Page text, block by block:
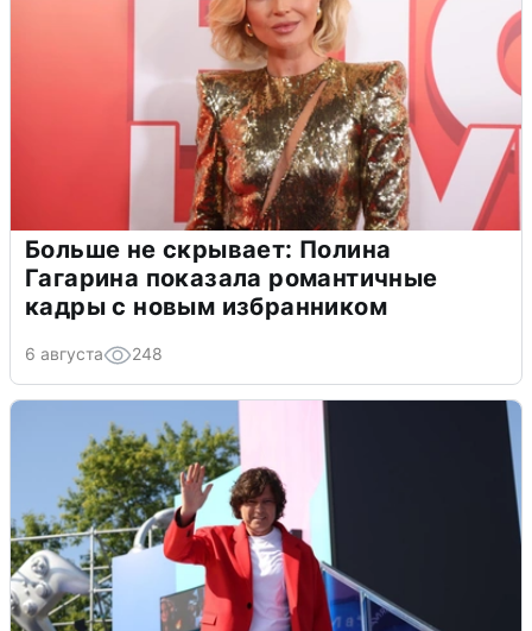
Больше не скрывает: Полина
Гагарина показала романтичные
кадры с новым избранником
6 августа 248